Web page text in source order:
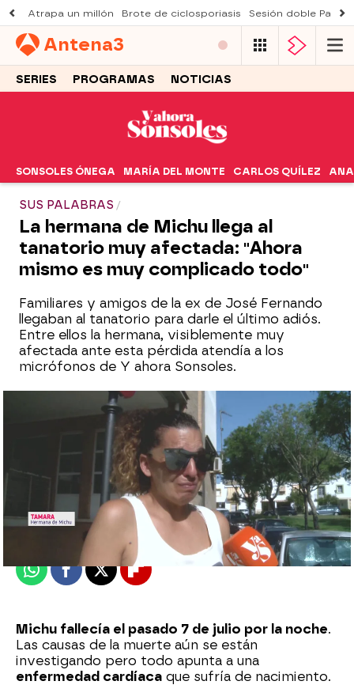
Atrapa un millón Brote de ciclosporiasis Sesión doble
Antena3
SERIES PROGRAMAS NOTICIAS
SONSOLES ÓNEGA MARÍA DEL MONTE CARLOS QUÍLEZ ANA
SUS PALABRAS
La hermana de Michu llega al
tanatorio muy afectada: "Ahora
mismo es muy complicado todo"
Familiares y amigos de la ex de José Fernando
llegaban al tanatorio para darle el último adiós.
Entre ellos la hermana, visiblemente muy
afectada ante esta pérdida atendía a los
micrófonos de Y ahora Sonsoles.
Marta Requejo
Publicado: 09 de julio de 2025, 17:27
WhatsappFacebook
X Flipboard
Michu fallecía el pasado 7 de julio por la noche.
Las causas de la muerte aún se están
investigando pero todo apunta a una
enfermedad cardíaca que sufría de nacimiento.